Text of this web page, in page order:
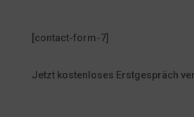
[contact-form-7]
Jetzt kostenloses Erstgespräch